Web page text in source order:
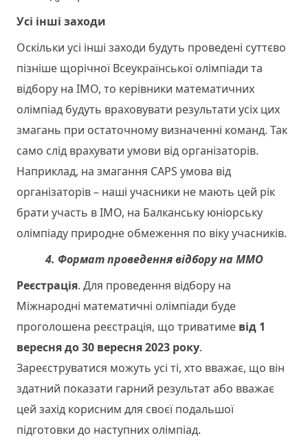
Усі інші заходи
Оскільки усі інші заходи будуть проведені суттєво
пізніше щорічної Всеукраїнської олімпіади та
відбору на ІМО, то керівники математичних
олімпіад будуть враховувати результати усіх цих
змагань при остаточному визначенні команд. Так
само слід врахувати умови від організаторів.
Наприклад, на змагання CAPS умова від
організаторів – наші учасники не мають цей рік
брати участь в ІМО, на Балканську юніорську
олімпіаду природне обмеження по віку учасників.
4. Формат проведення відбору на ММО
Реєстрація. Для проведення відбору на
Міжнародні математичні олімпіади буде
проголошена реєстрація, що триватиме від 1
вересня до 30 вересня 2023 року.
Зареєструватися можуть усі ті, хто вважає, що він
здатний показати гарний результат або вважає
цей захід корисним для своєї подальшої
підготовки до наступних олімпіад.